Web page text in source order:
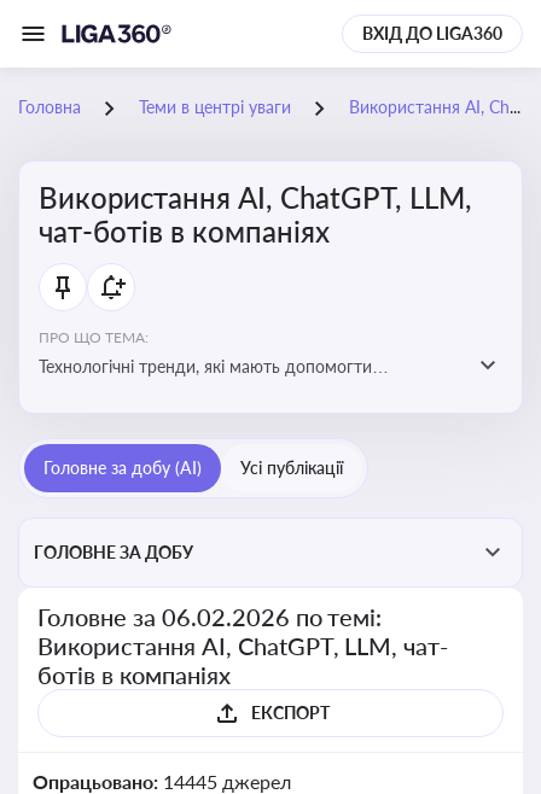
ВХІД ДО LIGA360
Головна Теми в центрі уваги Використання AI, ChatGPT, LLM, чат-ботів в компаніях
Використання AI, ChatGPT, LLM,
чат-ботів в компаніях
ПРО ЩО ТЕМА:
Технологічні тренди, які мають допомогти
ефективність і знизити витрати компаній
Головне за добу (AI) Усі публікації
ГОЛОВНЕ ЗА ДОБУ
Головне за 06.02.2026 по темі:
Використання AI, ChatGPT, LLM, чат-
ботів в компаніях
ЕКСПОРТ
Опрацьовано: 14445 джерел